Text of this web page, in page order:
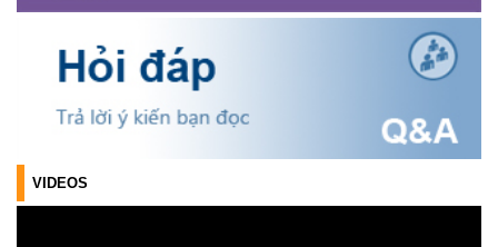
PHÁT ĐỘNG THAM GIA CUỘC THI “ỨNG DỤNG TRÍ TUỆ NHÂN
TẠO VÀO CUỘC SỐNG – AI FOR LIFE 2026” TRÊN ĐỊA BÀN
TỈNH ĐẮK LẮK
Nhiệt liệt chào mừng Ngày Khoa học, Công nghệ và Đổi mới
VIDEOS